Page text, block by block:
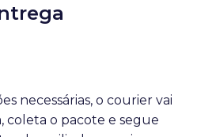
necessárias, o courier vai
coleta o pacote e segue